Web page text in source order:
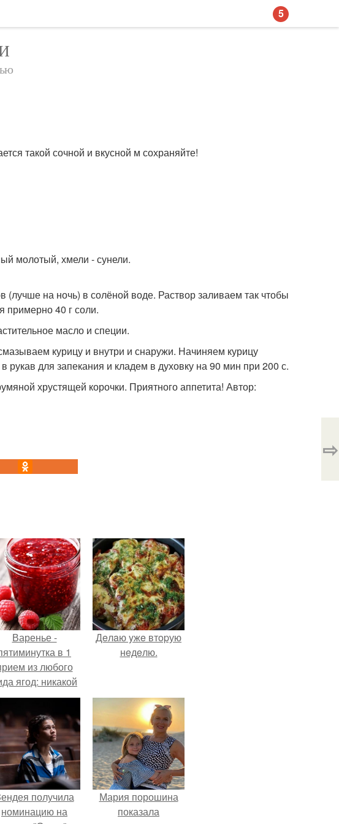
такой сочной и вкусной м сохраняйте!
молотый, хмели - сунели.
(лучше на ночь) в солёной воде. Раствор заливаем так чтобы
примерно 40 г соли.
масло и специи.
курицу и внутри и снаружи. Начиняем курицу
для запекания и кладем в духовку на 90 мин при 200 с.
хрустящей корочки. Приятного аппетита! Автор:
⇨
Варенье -
в 1
из любого
ягод: никакой
варки,
все витамины на
месте!
Дeлaю yжe втopую
нeдeлю.
получила
номинацию на
Мария порошина
показала
5